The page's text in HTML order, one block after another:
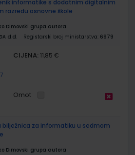
informatike s dodatnim digitalnim
razredu osnovne škole
Dimovski grupa autora
d.d. Registarski broj ministarstva: 6979
CIJENA: 11,85 €
Omot
bilježnica za informatiku u sedmom
Dimovski grupa autora